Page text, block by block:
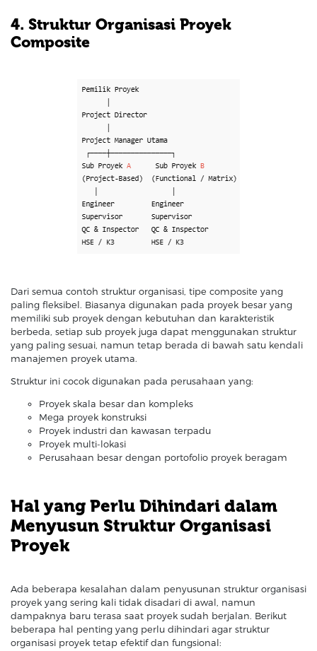
4. Struktur Organisasi Proyek
Composite
Dari semua contoh struktur organisasi, tipe composite yang
paling fleksibel. Biasanya digunakan pada proyek besar yang
memiliki sub proyek dengan kebutuhan dan karakteristik
berbeda, setiap sub proyek juga dapat menggunakan struktur
yang paling sesuai, namun tetap berada di bawah satu kendali
manajemen proyek utama.
Struktur ini cocok digunakan pada perusahaan yang:
Proyek skala besar dan kompleks
Mega proyek konstruksi
Proyek industri dan kawasan terpadu
Proyek multi-lokasi
Perusahaan besar dengan portofolio proyek beragam
Hal yang Perlu Dihindari dalam
Menyusun Struktur Organisasi
Proyek
Ada beberapa kesalahan dalam penyusunan struktur organisasi
proyek yang sering kali tidak disadari di awal, namun
dampaknya baru terasa saat proyek sudah berjalan. Berikut
beberapa hal penting yang perlu dihindari agar struktur
organisasi proyek tetap efektif dan fungsional: